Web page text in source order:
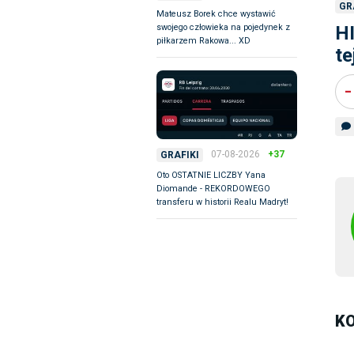
Mateusz Borek chce wystawić
swojego człowieka na pojedynek z
piłkarzem Rakowa... XD
GRAFIKI 07-08-2026 +37
Oto OSTATNIE LICZBY Yana
Diomande - REKORDOWEGO
transferu w historii Realu Madryt!
-